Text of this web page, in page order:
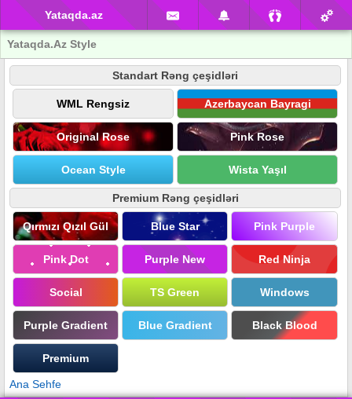
Yataqda.az
Yataqda.Az Style
Standart Rəng çeşidləri
WML Rengsiz Azerbaycan Bayragi
Original Rose Pink Rose
Ocean Style Wista Yaşıl
Premium Rəng çeşidləri
Qırmızı Qızıl Gül Blue Star Pink Purple
Pink Dot Purple New Red Ninja
Social TS Green Windows
Purple Gradient Blue Gradient Black Blood
Premium
Ana Sehfe